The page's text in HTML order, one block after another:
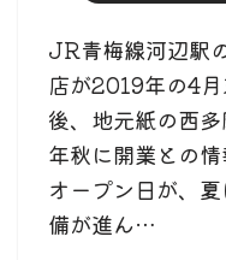
JR青梅線河辺駅
店が2019年の4
後、地元紙の西
年秋に開業との
オープン日が、
備が進ん…